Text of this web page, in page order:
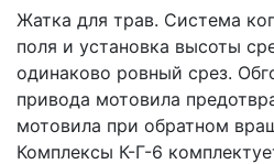
Жатка для трав. Система
поля и установка высоты
одинаково ровный срез.
привода мотовила
мотовила при обратном
Комплексы К-Г-6